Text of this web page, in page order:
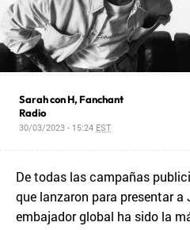
Sarah con H, Fanchant
Radio
30/03/2023 - 15:24 EST
De todas las campañas
que lanzaron para presentar
embajador global ha sido la